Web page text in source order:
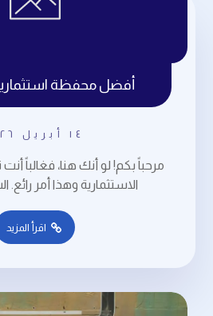
أفضل محفظة
١٤ أبريل ٢٠٢٦
مرحباً بكم! لو أنك هنا، فغالباً
الاستثمارية وهذا أمر رائع.
اقرأ المزيد